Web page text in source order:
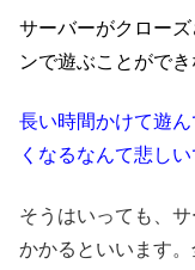
サーバーがクロー
ンで遊ぶことができ
長い時間かけて遊
くなるなんて悲しい
そうはいっても、
かかるといいます